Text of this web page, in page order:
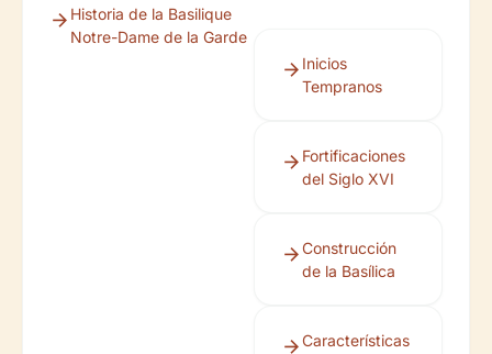
Historia de la Basilique
Notre-Dame de la Garde
Inicios
Tempranos
Fortificaciones
del Siglo XVI
Construcción
de la Basílica
Características